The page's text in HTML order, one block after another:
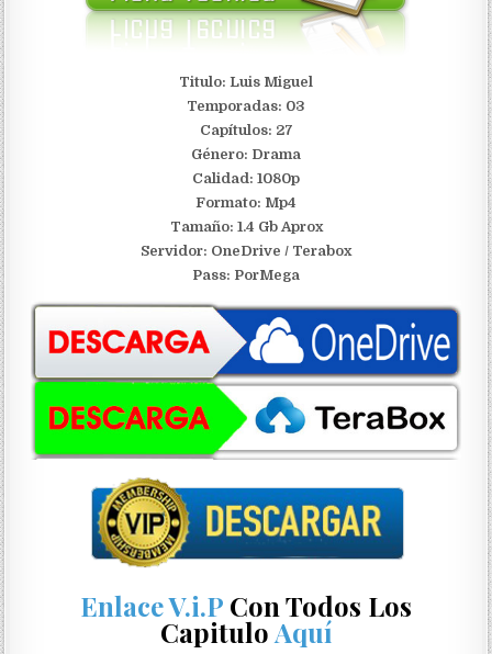
Titulo: Luis Miguel
Temporadas: 03
Capítulos: 27
Género: Drama
Calidad: 1080p
Formato: Mp4
Tamaño: 1.4 Gb Aprox
Servidor: OneDrive / Terabox
Pass: PorMega
Enlace V.i.P Con Todos Los
Capitulo Aquí